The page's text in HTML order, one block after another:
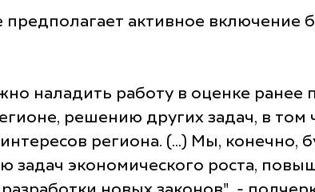
активное включение
наладить работу в оценке
решению других задач, в
региона. (...) Мы,
задач экономического роста,